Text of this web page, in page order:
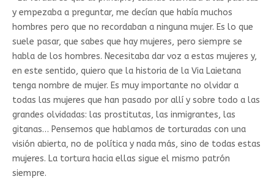
y empezaba a preguntar, me decían que había muchos
hombres pero que no recordaban a ninguna mujer. Es lo que
suele pasar, que sabes que hay mujeres, pero siempre se
habla de los hombres. Necesitaba dar voz a estas mujeres y,
en este sentido, quiero que la historia de la Via Laietana
tenga nombre de mujer. Es muy importante no olvidar a
todas las mujeres que han pasado por allí y sobre todo a las
grandes olvidadas: las prostitutas, las inmigrantes, las
gitanas… Pensemos que hablamos de torturadas con una
visión abierta, no de política y nada más, sino de todas estas
mujeres. La tortura hacia ellas sigue el mismo patrón
siempre.